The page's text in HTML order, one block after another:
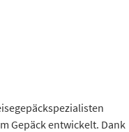
Gepäck entwickelt. Dank